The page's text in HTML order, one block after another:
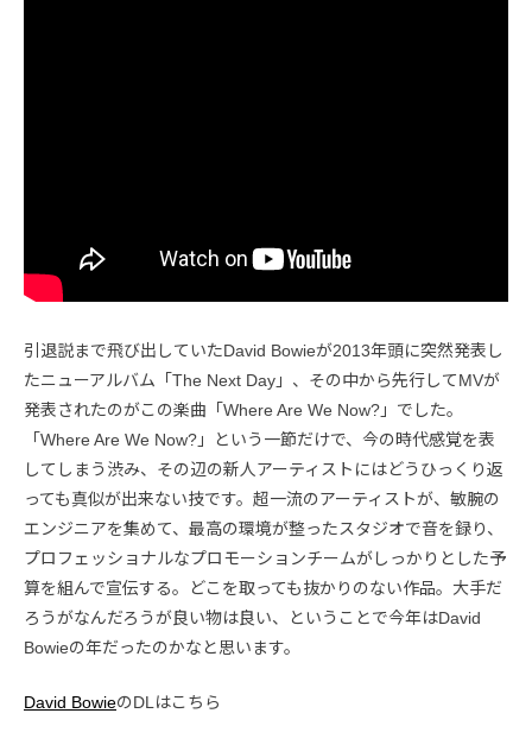
引退説まで飛び出していたDavid Bowieが2013年頭に突然発表し
たニューアルバム「The Next Day」、その中から先行してMVが
発表されたのがこの楽曲「Where Are We Now?」でした。
「Where Are We Now?」という一節だけで、今の時代感覚を表
してしまう渋み、その辺の新人アーティストにはどうひっくり返
っても真似が出来ない技です。超一流のアーティストが、敏腕の
エンジニアを集めて、最高の環境が整ったスタジオで音を録り、
プロフェッショナルなプロモーションチームがしっかりとした予
算を組んで宣伝する。どこを取っても抜かりのない作品。大手だ
ろうがなんだろうが良い物は良い、ということで今年はDavid
Bowieの年だったのかなと思います。
David BowieのDLはこちら